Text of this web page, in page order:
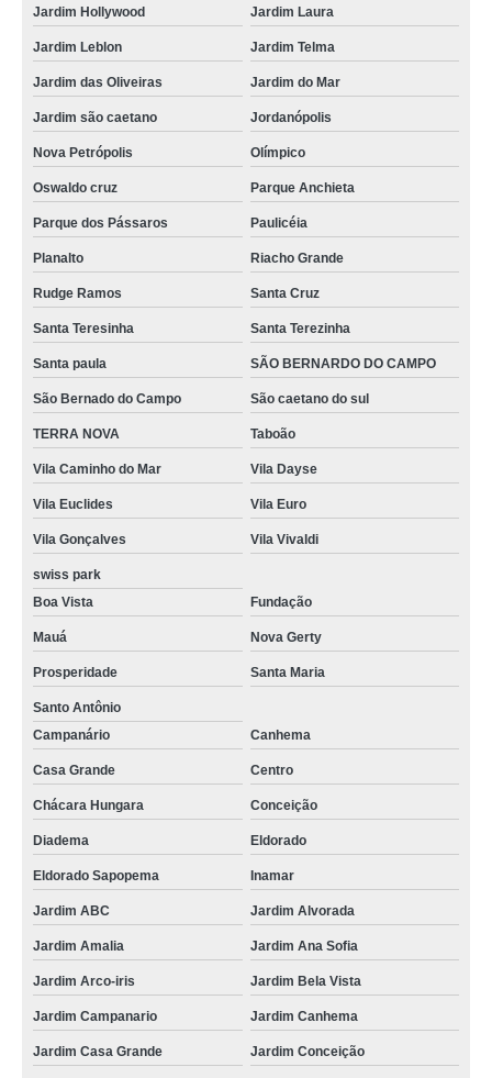
Jardim Hollywood Jardim Laura
Jardim Leblon Jardim Telma
Jardim das Oliveiras Jardim do Mar
Jardim são caetano Jordanópolis
Nova Petrópolis Olímpico
Oswaldo cruz Parque Anchieta
Parque dos Pássaros Paulicéia
Planalto Riacho Grande
Rudge Ramos Santa Cruz
Santa Teresinha Santa Terezinha
Santa paula SÃO BERNARDO DO CAMPO
São Bernado do Campo São caetano do sul
TERRA NOVA Taboão
Vila Caminho do Mar Vila Dayse
Vila Euclides Vila Euro
Vila Gonçalves Vila Vivaldi
swiss park
Boa Vista
Fundação
Mauá Nova Gerty
Prosperidade Santa Maria
Santo Antônio
Campanário
Canhema
Casa Grande Centro
Chácara Hungara Conceição
Diadema Eldorado
Eldorado Sapopema Inamar
Jardim ABC Jardim Alvorada
Jardim Amalia Jardim Ana Sofia
Jardim Arco-iris Jardim Bela Vista
Jardim Campanario Jardim Canhema
Jardim Casa Grande Jardim Conceição